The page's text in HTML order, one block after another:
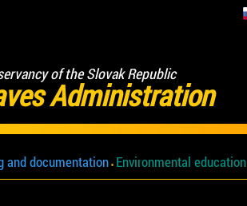
of the Slovak Republic
Administration
and documentation Environmental education